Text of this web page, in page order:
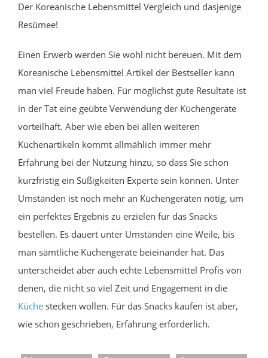
Der Koreanische Lebensmittel Vergleich und dasjenige
Resümee!
Einen Erwerb werden Sie wohl nicht bereuen. Mit dem
Koreanische Lebensmittel Artikel der Bestseller kann
man viel Freude haben. Für möglichst gute Resultate ist
in der Tat eine geübte Verwendung der Küchengeräte
vorteilhaft. Aber wie eben bei allen weiteren
Küchenartikeln kommt allmählich immer mehr
Erfahrung bei der Nutzung hinzu, so dass Sie schon
kurzfristig ein Süßigkeiten Experte sein können. Unter
Umständen ist noch mehr an Küchengeräten nötig, um
ein perfektes Ergebnis zu erzielen für das Snacks
bestellen. Es dauert unter Umständen eine Weile, bis
man sämtliche Küchengeräte beieinander hat. Das
unterscheidet aber auch echte Lebensmittel Profis von
denen, die nicht so viel Zeit und Engagement in die
Küche stecken wollen. Für das Snacks kaufen ist aber,
wie schon geschrieben, Erfahrung erforderlich.